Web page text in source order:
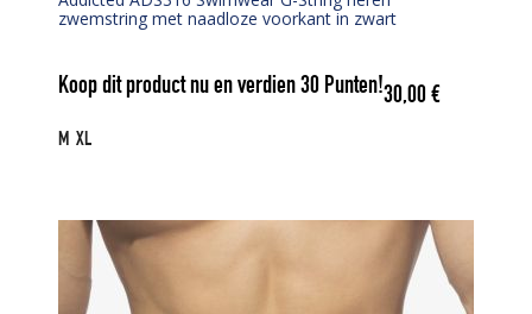
zwemstring met naadloze voorkant in zwart
Koop dit product nu en verdien30 Punten!30,00€
M XL